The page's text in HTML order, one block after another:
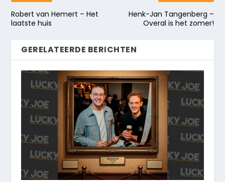
Robert van Hemert – Het
laatste huis
Henk-Jan Tangenberg –
Overal is het zomer!
GERELATEERDE BERICHTEN